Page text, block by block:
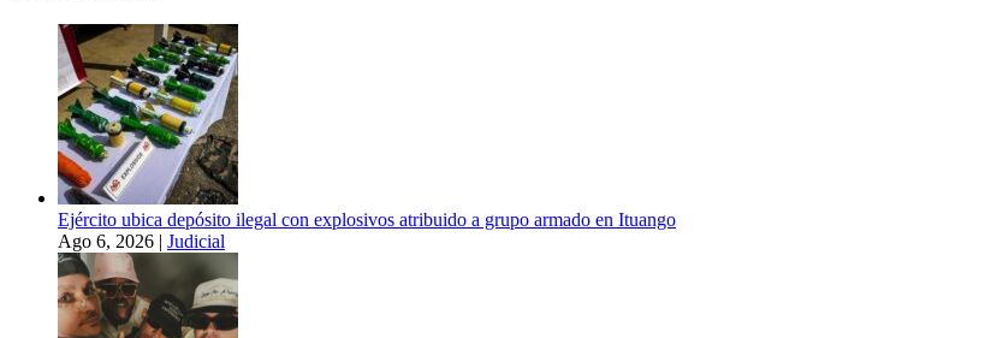
Ejército ubica depósito ilegal con explosivos atribuido a grupo armado en Ituango
Ago 6, 2026 | Judicial